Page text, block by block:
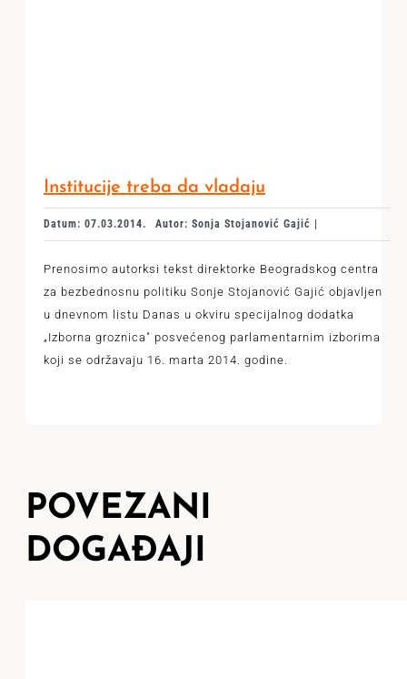
Institucije treba da vladaju
Datum: 07.03.2014. Autor: Sonja Stojanović Gajić |
Prenosimo autorksi tekst direktorke Beogradskog centra
za bezbednosnu politiku Sonje Stojanović Gajić objavljen
u dnevnom listu Danas u okviru specijalnog dodatka
„Izborna groznica" posvećenog parlamentarnim izborima
koji se održavaju 16. marta 2014. godine.
POVEZANI
DOGAĐAJI